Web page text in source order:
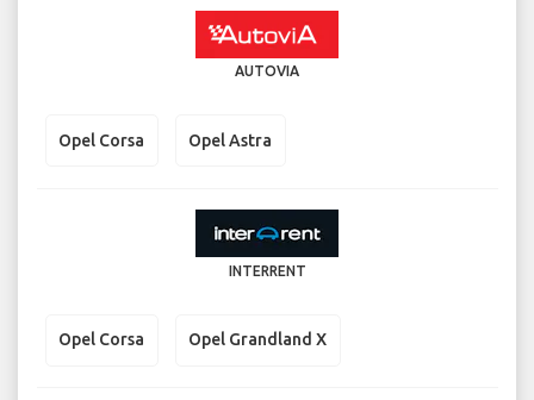
AUTOVIA
Opel Corsa Opel Astra
INTERRENT
Opel Corsa Opel Grandland X